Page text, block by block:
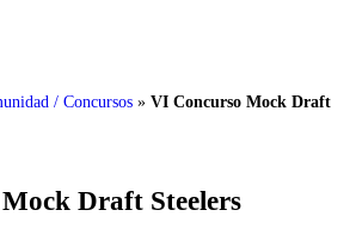
/ Concursos » VI Concurso Mock Draft
Draft Steelers